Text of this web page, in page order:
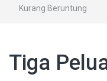
Kurang Beruntung
Tiga